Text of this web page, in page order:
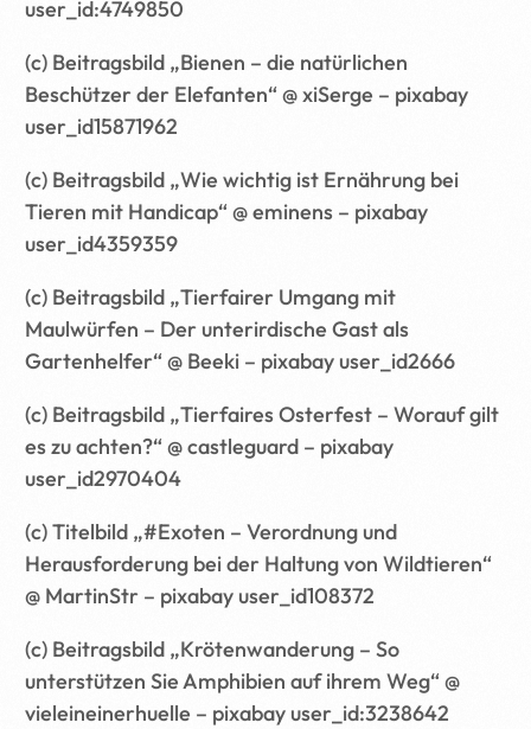
user_id:4749850
(c) Beitragsbild „Bienen – die natürlichen
Beschützer der Elefanten“ @ xiSerge – pixabay
user_id15871962
(c) Beitragsbild „Wie wichtig ist Ernährung bei
Tieren mit Handicap“ @ eminens – pixabay
user_id4359359
(c) Beitragsbild „Tierfairer Umgang mit
Maulwürfen – Der unterirdische Gast als
Gartenhelfer“ @ Beeki – pixabay user_id2666
(c) Beitragsbild „Tierfaires Osterfest – Worauf gilt
es zu achten?“ @ castleguard – pixabay
user_id2970404
(c) Titelbild „#Exoten – Verordnung und
Herausforderung bei der Haltung von Wildtieren“
@ MartinStr – pixabay user_id108372
(c) Beitragsbild „Krötenwanderung – So
unterstützen Sie Amphibien auf ihrem Weg“ @
vieleineinerhuelle – pixabay user_id:3238642